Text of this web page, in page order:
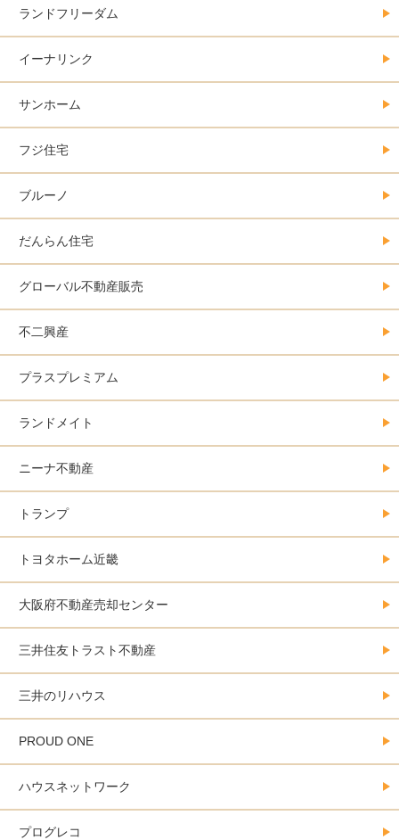
ランドフリーダム
イーナリンク
サンホーム
フジ住宅
ブルーノ
だんらん住宅
グローバル不動産販売
不二興産
プラスプレミアム
ランドメイト
ニーナ不動産
トランプ
トヨタホーム近畿
大阪府不動産売却センター
三井住友トラスト不動産
三井のリハウス
PROUD ONE
ハウスネットワーク
プログレコ